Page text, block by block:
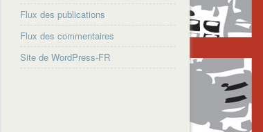
Flux des publications
Flux des commentaires
Site de WordPress-FR